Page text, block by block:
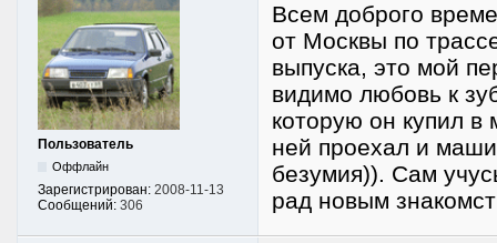
Пользователь
Оффлайн
Зарегистрирован: 2008-11-13
Сообщений: 306
Всем доброго
от Москвы по
выпуска, это мой
видимо любовь к
которую он купил
ней проехал и
безумия)). Сам
рад новым